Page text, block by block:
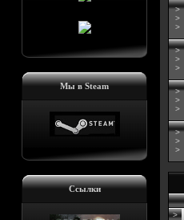
Мы в Steam
Ссылки
>
>
>
>
>
>
>
>
>
>
>
>
>